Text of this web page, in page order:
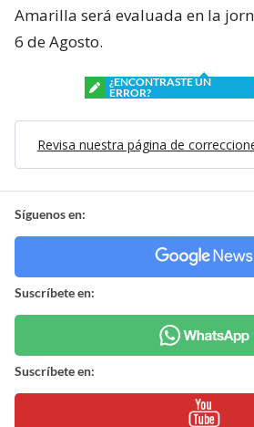
Amarilla será evaluada en la
6 de Agosto.
¿ENCONTRASTE UN
ERROR?
Revisa nuestra página de
Síguenos en:
Suscríbete en:
Suscríbete en: